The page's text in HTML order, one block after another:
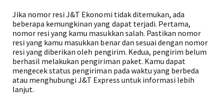
Jika nomor resi J&T Ekonomi tidak ditemukan, ada
beberapa kemungkinan yang dapat terjadi. Pertama,
nomor resi yang kamu masukkan salah. Pastikan nomor
resi yang kamu masukkan benar dan sesuai dengan nomor
resi yang diberikan oleh pengirim. Kedua, pengirim belum
berhasil melakukan pengiriman paket. Kamu dapat
mengecek status pengiriman pada waktu yang berbeda
atau menghubungi J&T Express untuk informasi lebih
lanjut.